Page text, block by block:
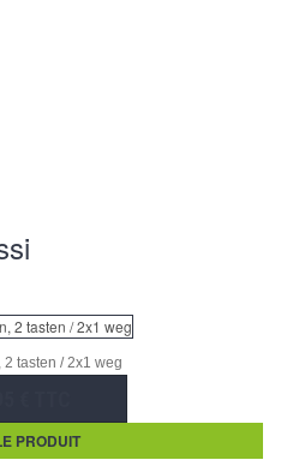
2 tasten / 2x1 weg
PRODUIT